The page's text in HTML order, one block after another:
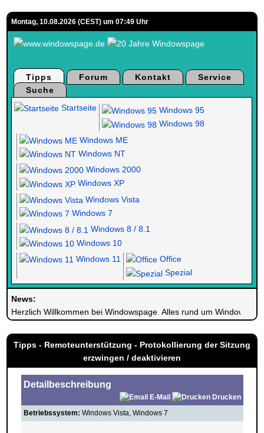
Montag, 10.08.2026 (CEST) um 07:49 Uhr
Tipps Forum Kontakt
Service
Suche
Startseite
Windows 95
Windows 98
Windows ME
Windows NT
Windows 2000
Windows XP
Windows Vista
Windows 7
Windows 8 / 8.1
Windows 10
Windows 11
Office
Spezial
News:
Herzlich Willkommen bei Windowspage. Alles rund um Windows.
Tipps - Remoteunterstützung - Protokollierung der Sitzung
erzwingen / deaktivieren
Detailbeschreibung
E-Mail
Drucken
Betriebssystem: Windows Vista, Windows 7